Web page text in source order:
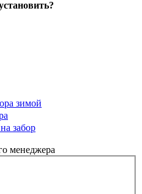
зимой
забор
менеджера